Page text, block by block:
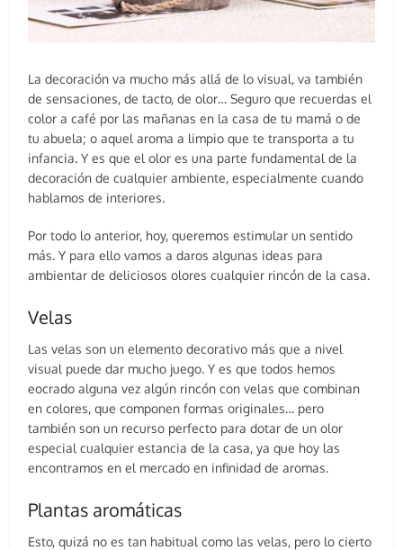
La decoración va mucho más allá de lo visual, va también
de sensaciones, de tacto, de olor… Seguro que recuerdas el
color a café por las mañanas en la casa de tu mamá o de
tu abuela; o aquel aroma a limpio que te transporta a tu
infancia. Y es que el olor es una parte fundamental de la
decoración de cualquier ambiente, especialmente cuando
hablamos de interiores.
Por todo lo anterior, hoy, queremos estimular un sentido
más. Y para ello vamos a daros algunas ideas para
ambientar de deliciosos olores cualquier rincón de la casa.
Velas
Las velas son un elemento decorativo más que a nivel
visual puede dar mucho juego. Y es que todos hemos
eocrado alguna vez algún rincón con velas que combinan
en colores, que componen formas originales… pero
también son un recurso perfecto para dotar de un olor
especial cualquier estancia de la casa, ya que hoy las
encontramos en el mercado en infinidad de aromas.
Plantas aromáticas
Esto, quizá no es tan habitual como las velas, pero lo cierto